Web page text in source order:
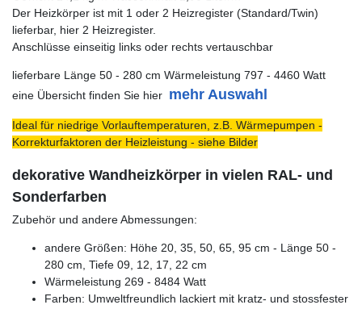
Der Heizkörper ist mit 1 oder 2 Heizregister (Standard/Twin)
lieferbar, hier 2 Heizregister.
Anschlüsse einseitig links oder rechts vertauschbar
lieferbare Länge 50 - 280 cm Wärmeleistung 797 - 4460 Watt
eine Übersicht finden Sie hier mehr Auswahl
Ideal für niedrige Vorlauftemperaturen, z.B. Wärmepumpen -
Korrekturfaktoren der Heizleistung - siehe Bilder
dekorative Wandheizkörper in vielen RAL- und
Sonderfarben
Zubehör und andere Abmessungen:
andere Größen: Höhe 20, 35, 50, 65, 95 cm - Länge 50 -
280 cm, Tiefe 09, 12, 17, 22 cm
Wärmeleistung 269 - 8484 Watt
Farben: Umweltfreundlich lackiert mit kratz- und stossfester